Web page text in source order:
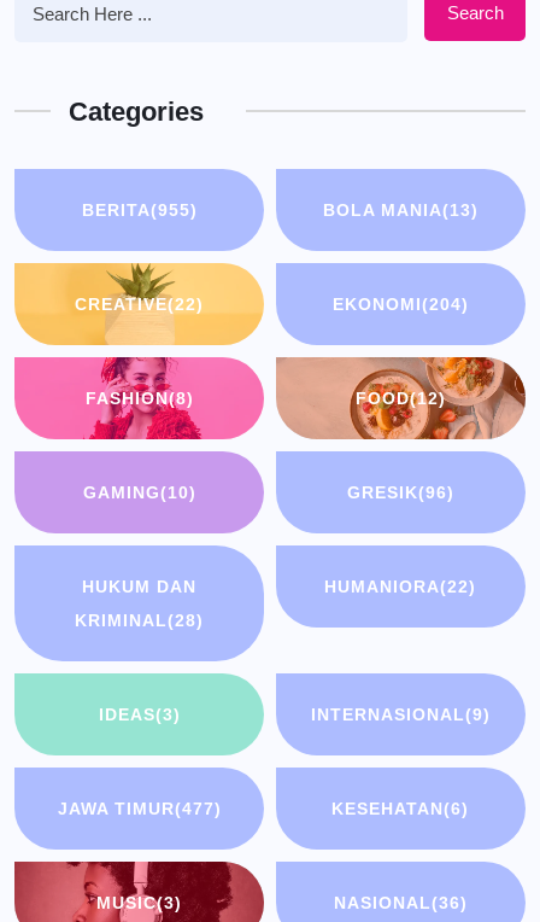
Search
Categories
BERITA(955) BOLA MANIA(13)
CREATIVE(22) EKONOMI(204)
FASHION(8) FOOD(12)
GAMING(10) GRESIK(96)
HUKUM DAN
KRIMINAL(28)
HUMANIORA(22)
IDEAS(3) INTERNASIONAL(9)
JAWA TIMUR(477) KESEHATAN(6)
MUSIC(3) NASIONAL(36)